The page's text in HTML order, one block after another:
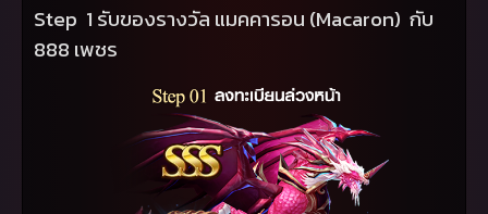
Step 1 รับของรางวัล แมคคารอน (Macaron) กับ
888 เพชร